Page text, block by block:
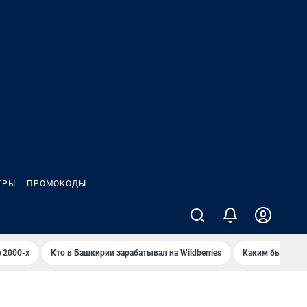
ПРОМОКОДЫ
2000-х Кто в Башкирии зарабатывал на Wildberries Каким было